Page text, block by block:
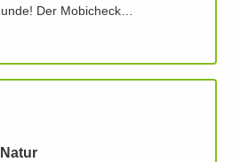
Der Mobicheck…